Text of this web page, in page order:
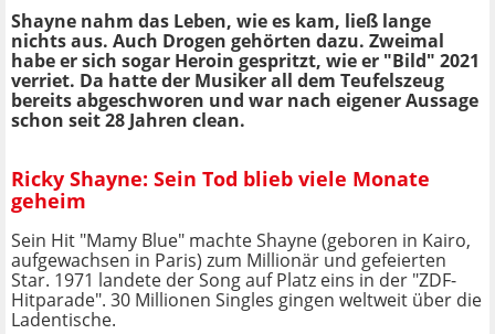
Shayne nahm das Leben, wie es kam, ließ lange
nichts aus. Auch Drogen gehörten dazu. Zweimal
habe er sich sogar Heroin gespritzt, wie er "Bild" 2021
verriet. Da hatte der Musiker all dem Teufelszeug
bereits abgeschworen und war nach eigener Aussage
schon seit 28 Jahren clean.
Ricky Shayne: Sein Tod blieb viele Monate
geheim
Sein Hit "Mamy Blue" machte Shayne (geboren in Kairo,
aufgewachsen in Paris) zum Millionär und gefeierten
Star. 1971 landete der Song auf Platz eins in der "ZDF-
Hitparade". 30 Millionen Singles gingen weltweit über die
Ladentische.